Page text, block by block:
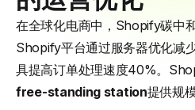
在全球化电商中，Shopify碳中
Shopify平台通过服务器优化减
具提高订单处理速度40%。
free-standing station提供规